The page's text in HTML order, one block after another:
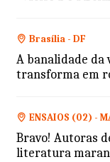
Brasília - DF
A banalidade da
transforma em
ENSAIOS (02) -
Bravo! Autoras
literatura